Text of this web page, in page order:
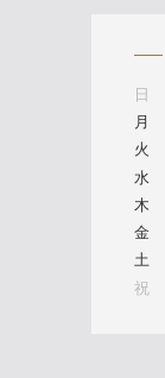
日
月
火
水
木
金
土
祝